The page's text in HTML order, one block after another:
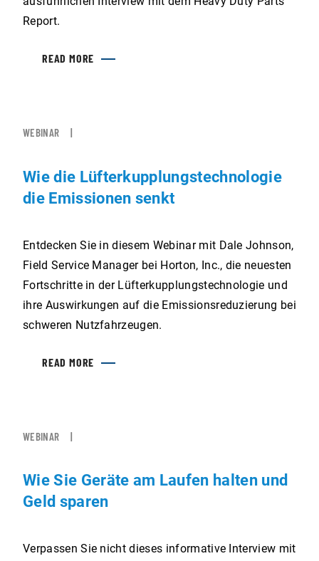
Report.
READ MORE
WEBINAR
Wie die Lüfterkupplungstechnologie
die Emissionen senkt
Entdecken Sie in diesem Webinar mit Dale Johnson,
Field Service Manager bei Horton, Inc., die neuesten
Fortschritte in der Lüfterkupplungstechnologie und
ihre Auswirkungen auf die Emissionsreduzierung bei
schweren Nutzfahrzeugen.
READ MORE
WEBINAR
Wie Sie Geräte am Laufen halten und
Geld sparen
Verpassen Sie nicht dieses informative Interview mit